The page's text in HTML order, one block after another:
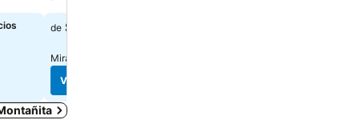
de $57
Mira precios de
Ver precios